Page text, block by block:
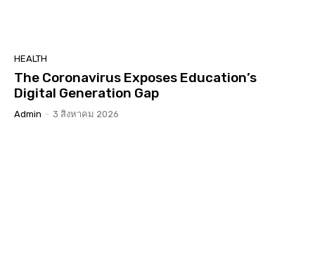
HEALTH
The Coronavirus Exposes Education’s
Digital Generation Gap
Admin - 3 สิงหาคม 2026